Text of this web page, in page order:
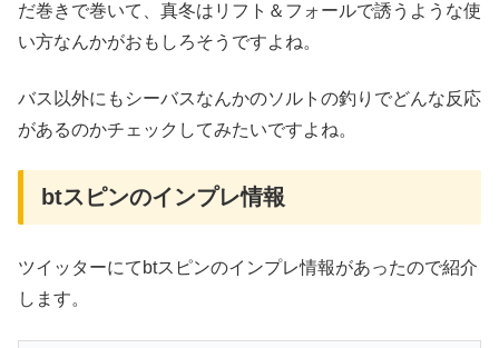
だ巻きで巻いて、真冬はリフト＆フォールで誘うような使
い方なんかがおもしろそうですよね。
バス以外にもシーバスなんかのソルトの釣りでどんな反応
があるのかチェックしてみたいですよね。
btスピンのインプレ情報
ツイッターにてbtスピンのインプレ情報があったので紹介
します。